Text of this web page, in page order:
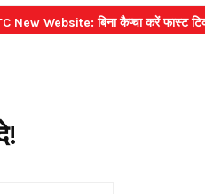
बिना कैप्चा करें फास्ट टिकट बुकिंग